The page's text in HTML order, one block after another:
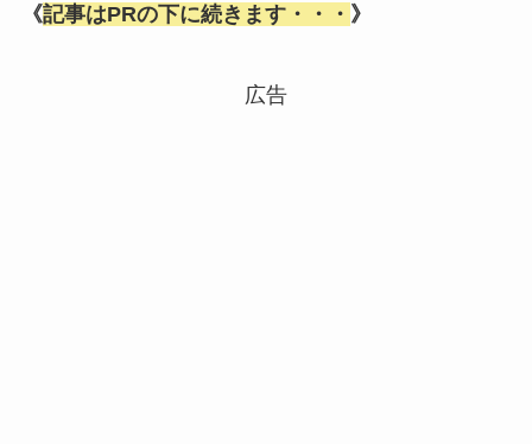
《記事はPRの下に続きます・・・ 》
広告